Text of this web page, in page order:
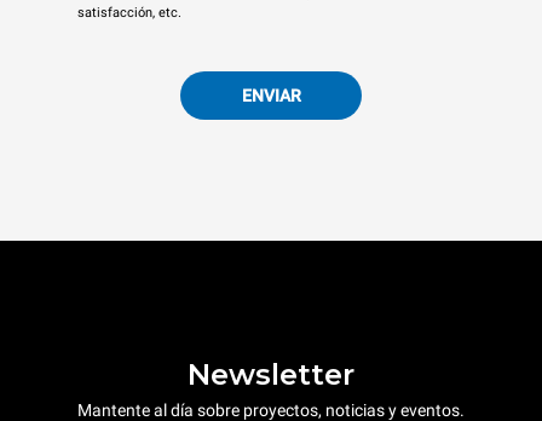
satisfacción, etc.
ENVIAR
Newsletter
Mantente al día sobre proyectos, noticias y eventos.